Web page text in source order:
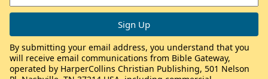
By submitting your email address, you understand that you
will receive email communications from Bible Gateway,
operated by HarperCollins Christian Publishing, 501 Nelson